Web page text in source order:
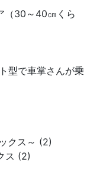
（30～40㎝くら
型で車掌さんが乗
クス～ (2)
ス (2)